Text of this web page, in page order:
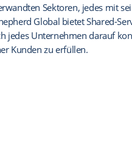
Sektoren, jedes mit
Global bietet Shared-
jedes Unternehmen darauf
Kunden zu erfüllen.